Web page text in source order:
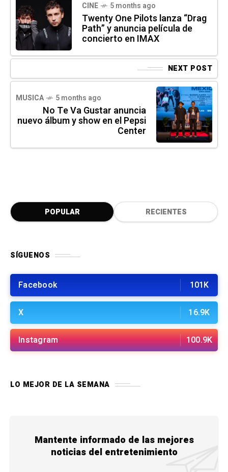
CINE 5 months ago
Twenty One Pilots lanza “Drag
Path” y anuncia película de
concierto en IMAX
NEXT POST
MUSICA 5 months ago
No Te Va Gustar anuncia
nuevo álbum y show en el Pepsi
Center
POPULAR RECIENTES
SÍGUENOS
Facebook 101K
X 16.9K
Instagram 100.9K
LO MEJOR DE LA SEMANA
Mantente informado de las mejores
noticias del entretenimiento